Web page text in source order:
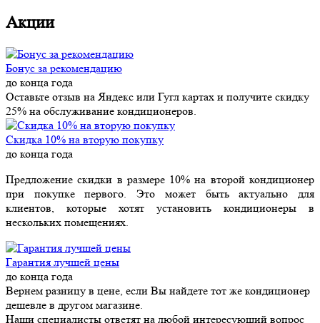
Акции
Бонус за рекомендацию
до конца года
Оставьте отзыв на Яндекс или Гугл картах и получите скидку
25% на обслуживание кондиционеров.
Скидка 10% на вторую покупку
до конца года
Предложение скидки в размере 10% на второй кондиционер
при покупке первого. Это может быть актуально для
клиентов, которые хотят установить кондиционеры в
нескольких помещениях.
Гарантия лучшей цены
до конца года
Вернем разницу в цене, если Вы найдете тот же кондиционер
дешевле в другом магазине.
Наши специалисты ответят на любой интересующий вопрос